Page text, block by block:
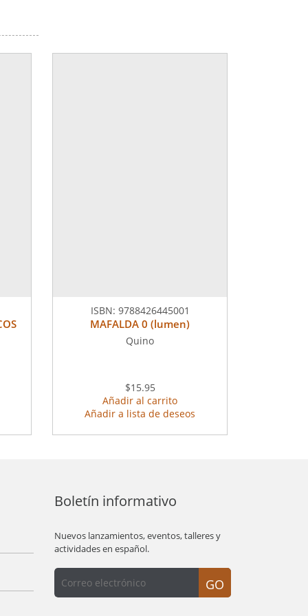
ISBN: 9788426445001
MAFALDA 0 (lumen)
Quino
$15.95
Añadir al carrito
Añadir a lista de deseos
Boletín informativo
Nuevos lanzamientos, eventos, talleres y
actividades en español.
GO